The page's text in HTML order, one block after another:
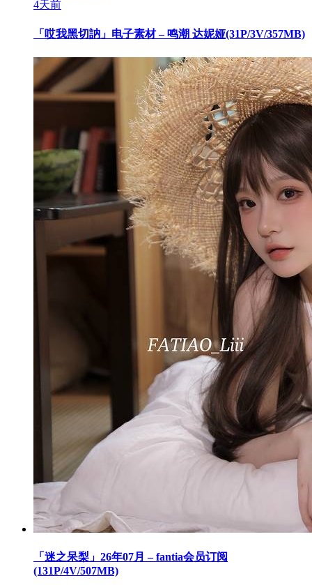
4天前
「哎我黑切訥」电子素材 – 鸣潮 达妮娅(31P/3V/357MB)
「迷之呆梨」26年07月 – fantia会员订阅
(131P/4V/507MB)